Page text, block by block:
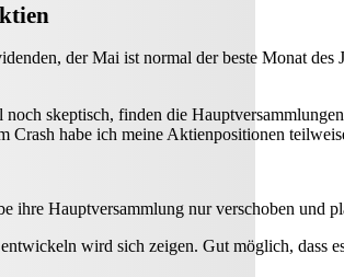
der Mai ist normal der beste Monat
skeptisch, finden die
Crash habe ich meine Aktienpositionen
ihre Hauptversammlung nur verschoben und
wird sich zeigen. Gut möglich, dass